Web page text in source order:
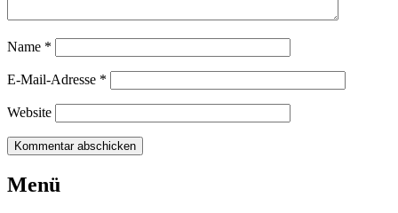
Name *
E-Mail-Adresse *
Website
Beitrags-
←Weekly
[52]
Weekly
[1]→
Menü